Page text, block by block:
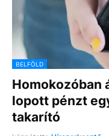
BELFÖLD
Homokozóban
lopott pénzt
takarító